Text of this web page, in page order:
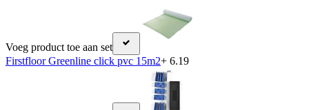
Voeg product toe aan set
Firstfloor Greenline click pvc 15m2+ 6.19